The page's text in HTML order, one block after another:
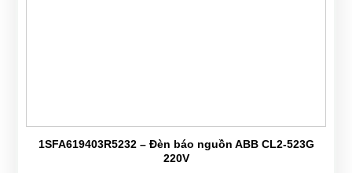
1SFA619403R5232 – Đèn báo nguồn ABB CL2-523G
220V